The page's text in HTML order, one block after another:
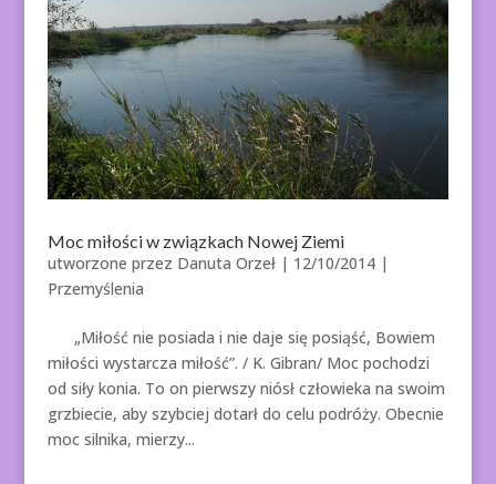
Moc miłości w związkach Nowej Ziemi
utworzone przez Danuta Orzeł| 12/10/2014|
Przemyślenia
„Miłość nie posiada i nie daje się posiąść, Bowiem
miłości wystarcza miłość”. / K. Gibran/ Moc pochodzi
od siły konia. To on pierwszy niósł człowieka na swoim
grzbiecie, aby szybciej dotarł do celu podróży. Obecnie
moc silnika, mierzy...